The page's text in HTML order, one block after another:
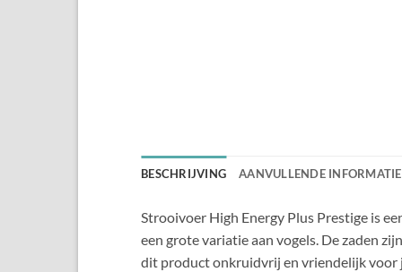
BESCHRIJVING AANVULLENDE INFORMATIE
Strooivoer High Energy Plus Prestige is
een grote variatie aan vogels. De zaden
dit product onkruidvrij en vriendelijk voor